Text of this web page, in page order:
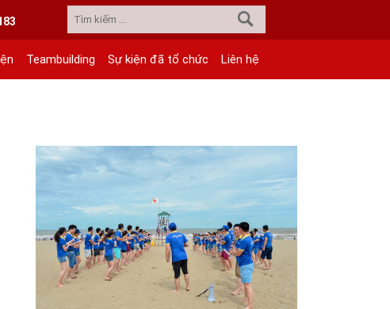
Teambuilding Sự kiện đã tổ chức Liên hệ